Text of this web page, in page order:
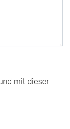
mit dieser